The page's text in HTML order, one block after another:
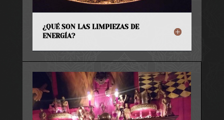
¿QUÉ SON LAS LIMPIEZAS DE
ENERGÍA?